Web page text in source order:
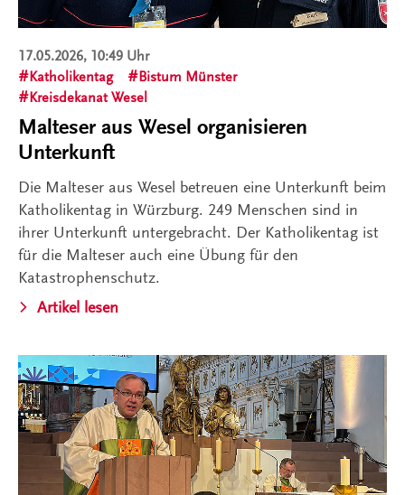
17.05.2026, 10:49 Uhr
Katholikentag
Bistum Münster
Kreisdekanat Wesel
Malteser aus Wesel organisieren
Unterkunft
Die Malteser aus Wesel betreuen eine Unterkunft beim
Katholikentag in Würzburg. 249 Menschen sind in
ihrer Unterkunft untergebracht. Der Katholikentag ist
für die Malteser auch eine Übung für den
Katastrophenschutz.
Artikel lesen